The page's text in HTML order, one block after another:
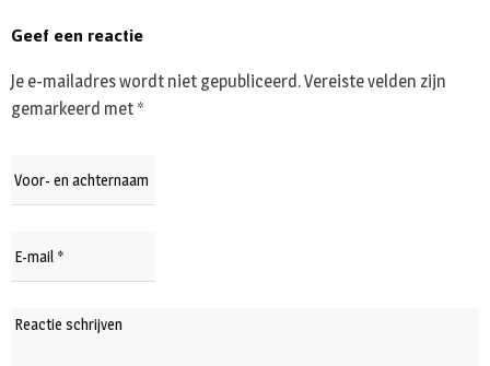
Geef een reactie
Je e-mailadres wordt niet gepubliceerd.Vereiste velden zijn
gemarkeerd met *